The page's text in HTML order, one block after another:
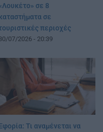
σε 8
σε
περιοχές
07/2026 - 20:39
Τι αναμένεται να